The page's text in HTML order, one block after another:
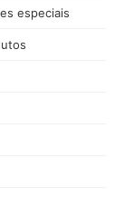
especiais